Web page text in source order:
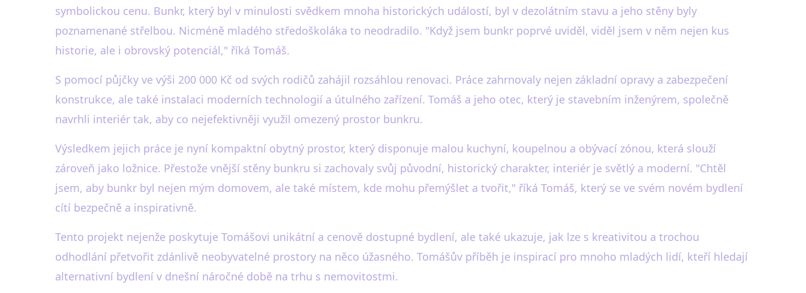
symbolickou cenu. Bunkr, který byl v minulosti svědkem mnoha historických událostí, byl v dezolátním stavu a jeho stěny byly
poznamenané střelbou. Nicméně mladého středoškoláka to neodradilo. "Když jsem bunkr poprvé uviděl, viděl jsem v něm nejen kus
historie, ale i obrovský potenciál," říká Tomáš.
S pomocí půjčky ve výši 200 000 Kč od svých rodičů zahájil rozsáhlou renovaci. Práce zahrnovaly nejen základní opravy a zabezpečení
konstrukce, ale také instalaci moderních technologií a útulného zařízení. Tomáš a jeho otec, který je stavebním inženýrem, společně
navrhli interiér tak, aby co nejefektivněji využil omezený prostor bunkru.
Výsledkem jejich práce je nyní kompaktní obytný prostor, který disponuje malou kuchyní, koupelnou a obývací zónou, která slouží
zároveň jako ložnice. Přestože vnější stěny bunkru si zachovaly svůj původní, historický charakter, interiér je světlý a moderní. "Chtěl
jsem, aby bunkr byl nejen mým domovem, ale také místem, kde mohu přemýšlet a tvořit," říká Tomáš, který se ve svém novém bydlení
cítí bezpečně a inspirativně.
Tento projekt nejenže poskytuje Tomášovi unikátní a cenově dostupné bydlení, ale také ukazuje, jak lze s kreativitou a trochou
odhodlání přetvořit zdánlivě neobyvatelné prostory na něco úžasného. Tomášův příběh je inspirací pro mnoho mladých lidí, kteří hledají
alternativní bydlení v dnešní náročné době na trhu s nemovitostmi.